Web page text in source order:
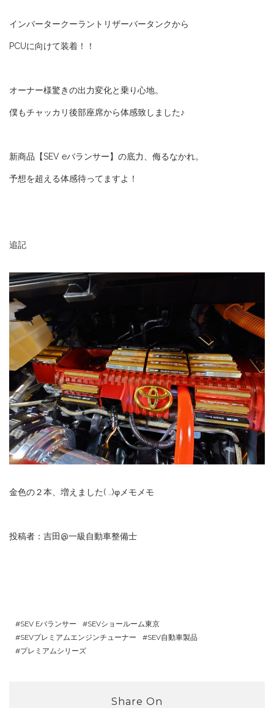
インバータークーラントリザーバータンクから
PCUに向けて装着！！
オーナー様驚きの出力変化と乗り心地。
僕もチャッカリ後部座席から体感致しました♪
新商品【SEV eバランサー】の底力、侮るなかれ。
予想を超える体感待ってますよ！
追記
金色の２本、増えました( ..)φメモメモ
投稿者：吉田@一級自動車整備士
SEV Eバランサー
SEVショールーム東京
SEVプレミアムエンジンチューナー
SEV自動車製品
プレミアムシリーズ
Share On